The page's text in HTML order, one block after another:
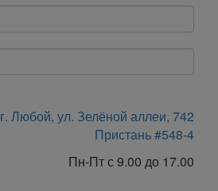
г. Любой, ул. Зелёной аллеи, 742
Пристань #548-4
Пн-Пт с 9.00 до 17.00